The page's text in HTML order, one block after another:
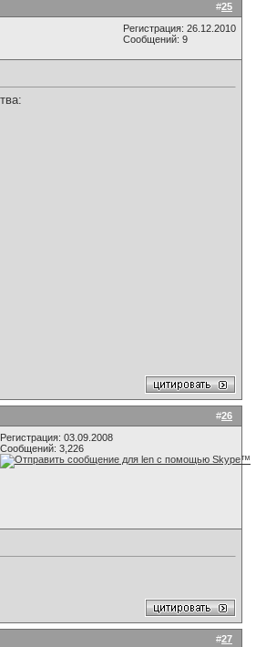
#25
Регистрация: 26.12.2010
Сообщений: 9
#26
Регистрация: 03.09.2008
Сообщений: 3,226
#27